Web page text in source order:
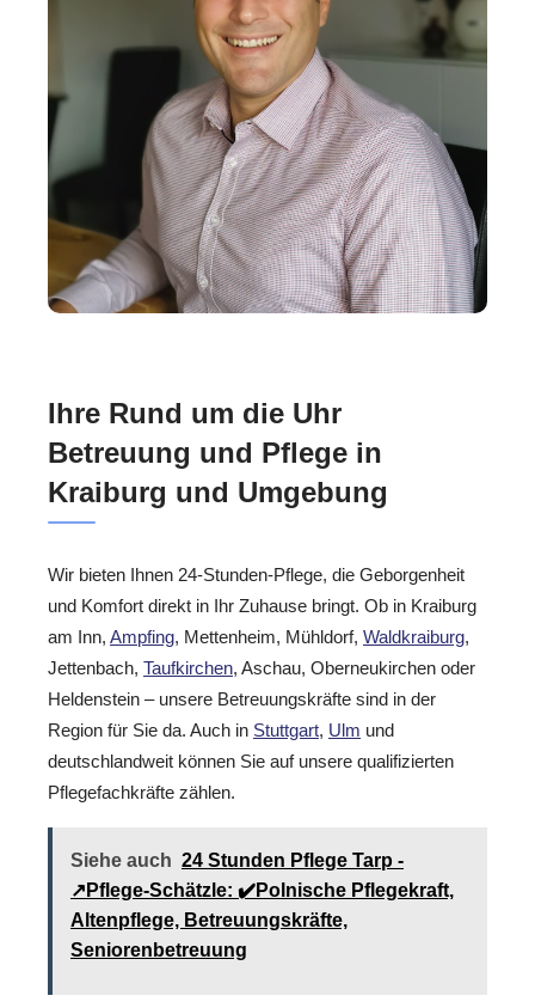
Ihre Rund um die Uhr
Betreuung und Pflege in
Kraiburg und Umgebung
Wir bieten Ihnen 24-Stunden-Pflege, die Geborgenheit
und Komfort direkt in Ihr Zuhause bringt. Ob in Kraiburg
am Inn, Ampfing, Mettenheim, Mühldorf, Waldkraiburg,
Jettenbach, Taufkirchen, Aschau, Oberneukirchen oder
Heldenstein – unsere Betreuungskräfte sind in der
Region für Sie da. Auch in Stuttgart, Ulm und
deutschlandweit können Sie auf unsere qualifizierten
Pflegefachkräfte zählen.
Siehe auch 24 Stunden Pflege Tarp -
↗️Pflege-Schätzle: ✔️Polnische Pflegekraft,
Altenpflege, Betreuungskräfte,
Seniorenbetreuung